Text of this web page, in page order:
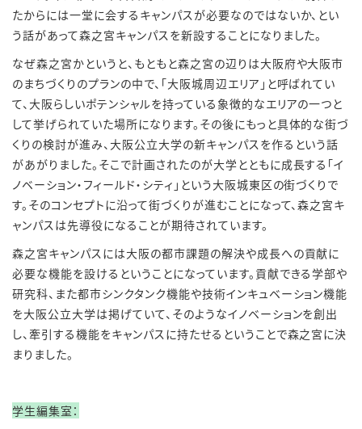
たからには一堂に会するキャンパスが必要なのではないか、とい
う話があって森之宮キャンパスを新設することになりました。
なぜ森之宮かというと、もともと森之宮の辺りは大阪府や大阪市
のまちづくりのプランの中で、「大阪城周辺エリア」と呼ばれてい
て、大阪らしいポテンシャルを持っている象徴的なエリアの一つと
して挙げられていた場所になります。その後にもっと具体的な街づ
くりの検討が進み、大阪公立大学の新キャンパスを作るという話
があがりました。そこで計画されたのが大学とともに成長する「イ
ノベーション・フィールド・シティ」という大阪城東区の街づくりで
す。そのコンセプトに沿って街づくりが進むことになって、森之宮キ
ャンパスは先導役になることが期待されています。
森之宮キャンパスには大阪の都市課題の解決や成長への貢献に
必要な機能を設けるということになっています。貢献できる学部や
研究科、また都市シンクタンク機能や技術インキュベーション機能
を大阪公立大学は掲げていて、そのようなイノベーションを創出
し、牽引する機能をキャンパスに持たせるということで森之宮に決
まりました。
学生編集室：